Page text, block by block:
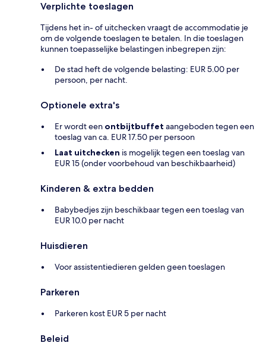
Verplichte toeslagen
Tijdens het in- of uitchecken vraagt de accommodatie je
om de volgende toeslagen te betalen. In die toeslagen
kunnen toepasselijke belastingen inbegrepen zijn:
De stad heft de volgende belasting: EUR 5.00 per
persoon, per nacht.
Optionele extra's
Er wordt een ontbijtbuffet aangeboden tegen een
toeslag van ca. EUR 17.50 per persoon
Laat uitchecken is mogelijk tegen een toeslag van
EUR 15 (onder voorbehoud van beschikbaarheid)
Kinderen & extra bedden
Babybedjes zijn beschikbaar tegen een toeslag van
EUR 10.0 per nacht
Huisdieren
Voor assistentiedieren gelden geen toeslagen
Parkeren
Parkeren kost EUR 5 per nacht
Beleid